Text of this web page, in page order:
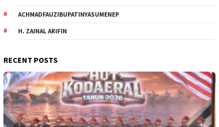
ACHMADFAUZIBUPATINYASUMENEP
H. ZAINAL ARIFIN
RECENT POSTS